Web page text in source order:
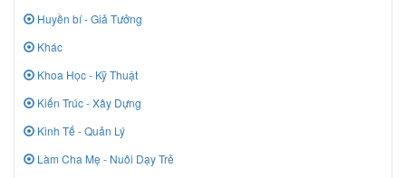
Huyền bí - Giả Tưởng
Khác
Khoa Học - Kỹ Thuật
Kiến Trúc - Xây Dựng
Kinh Tế - Quản Lý
Làm Cha Mẹ - Nuôi Dạy Trẻ